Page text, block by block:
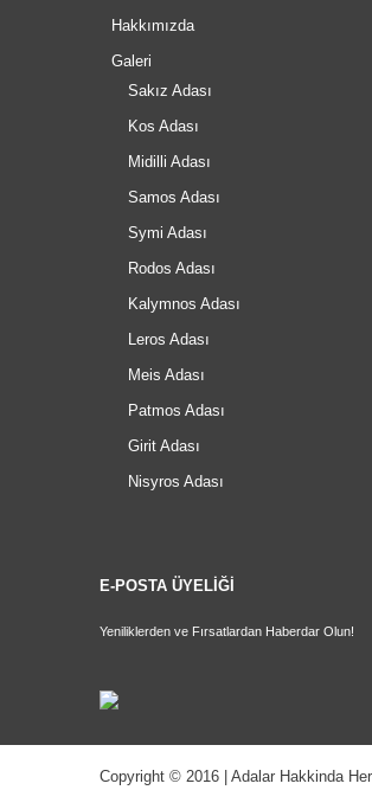
Hakkımızda
Galeri
Sakız Adası
Kos Adası
Midilli Adası
Samos Adası
Symi Adası
Rodos Adası
Kalymnos Adası
Leros Adası
Meis Adası
Patmos Adası
Girit Adası
Nisyros Adası
E-POSTA ÜYELİĞİ
Yeniliklerden ve Fırsatlardan Haberdar Olun!
Copyright © 2016 | Adalar Hakkinda